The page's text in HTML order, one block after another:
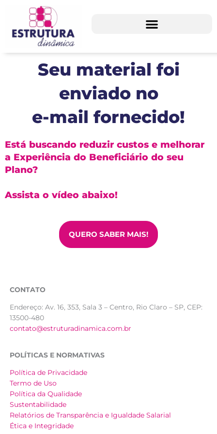
conteúdo
Seu material foi
enviado no
e-mail fornecido!
Está buscando reduzir custos e melhorar
a Experiência do Beneficiário do seu
Plano?
Assista o vídeo abaixo!
QUERO SABER MAIS!
CONTATO
Endereço: Av. 16, 353, Sala 3 – Centro, Rio Claro – SP, CEP:
13500-480
contato@estruturadinamica.com.br
POLÍTICAS E NORMATIVAS
Política de Privacidade
Termo de Uso
Política da Qualidade
Sustentabilidade
Relatórios de Transparência e Igualdade Salarial
Ética e Integridade